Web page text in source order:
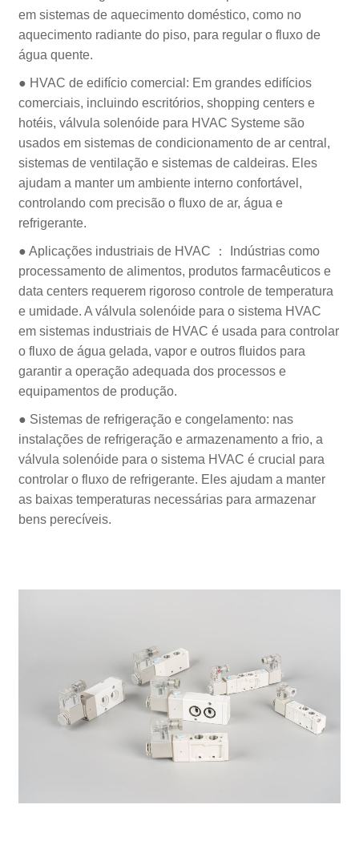
em sistemas de aquecimento doméstico, como no
aquecimento radiante do piso, para regular o fluxo de
água quente.
● HVAC de edifício comercial: Em grandes edifícios
comerciais, incluindo escritórios, shopping centers e
hotéis, válvula solenóide para HVAC Systeme são
usados em sistemas de condicionamento de ar central,
sistemas de ventilação e sistemas de caldeiras. Eles
ajudam a manter um ambiente interno confortável,
controlando com precisão o fluxo de ar, água e
refrigerante.
● Aplicações industriais de HVAC ： Indústrias como
processamento de alimentos, produtos farmacêuticos e
data centers requerem rigoroso controle de temperatura
e umidade. A válvula solenóide para o sistema HVAC
em sistemas industriais de HVAC é usada para controlar
o fluxo de água gelada, vapor e outros fluidos para
garantir a operação adequada dos processos e
equipamentos de produção.
● Sistemas de refrigeração e congelamento: nas
instalações de refrigeração e armazenamento a frio, a
válvula solenóide para o sistema HVAC é crucial para
controlar o fluxo de refrigerante. Eles ajudam a manter
as baixas temperaturas necessárias para armazenar
bens perecíveis.